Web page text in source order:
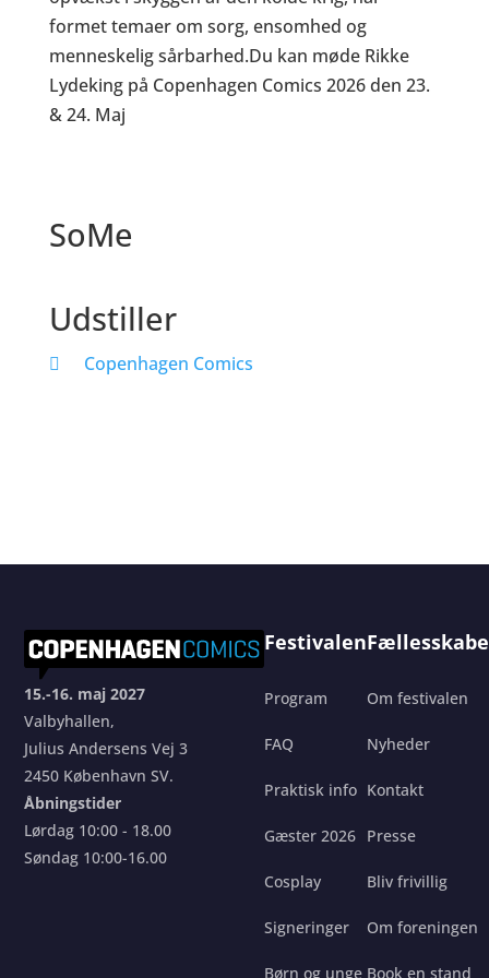
formet temaer om sorg, ensomhed og
menneskelig sårbarhed.Du kan møde Rikke
Lydeking på Copenhagen Comics 2026 den 23.
& 24. Maj
SoMe
Udstiller
Copenhagen Comics
15.-16. maj 2027
Valbyhallen,
Julius Andersens Vej 3
2450 København SV.
Åbningstider
Lørdag 10:00 - 18.00
Søndag 10:00-16.00
Festivalen
Program
FAQ
Praktisk info
Gæster 2026
Cosplay
Signeringer
Børn og unge
Om festivalen
Nyheder
Kontakt
Presse
Bliv frivillig
Om foreningen
Book en stand